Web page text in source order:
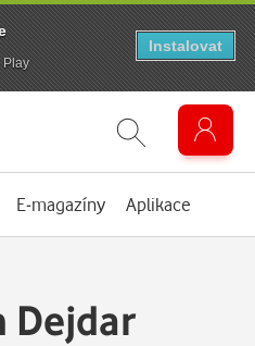
E-magazíny Aplikace
Dejdar
Play
Instalovat